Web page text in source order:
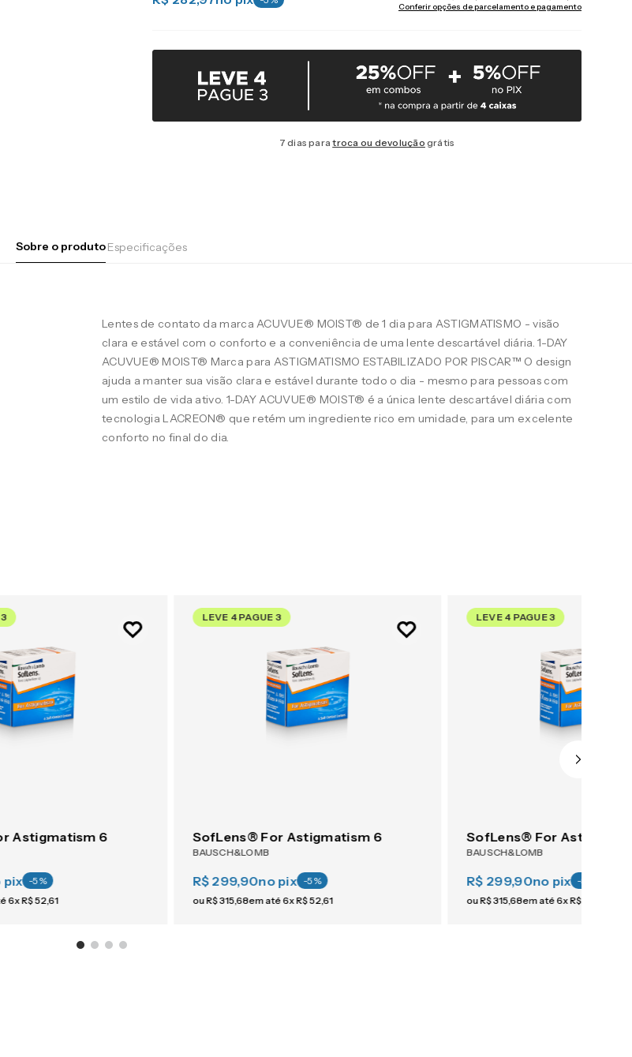
Conferir opções de parcelamento e pagamento
7 dias paratroca ou devolução grátis
Sobre o produtoEspecificações
Lentes de contato da marca ACUVUE® MOIST® de 1 dia para ASTIGMATISMO - visão
clara e estável com o conforto e a conveniência de uma lente descartável diária. 1-DAY
ACUVUE® MOIST® Marca para ASTIGMATISMO ESTABILIZADO POR PISCAR™ O design
ajuda a manter sua visão clara e estável durante todo o dia - mesmo para pessoas com
um estilo de vida ativo. 1-DAY ACUVUE® MOIST® é a única lente descartável diária com
tecnologia LACREON® que retém um ingrediente rico em umidade, para um excelente
conforto no final do dia.
Astigmatism 6
pix -5%
6xR$52,61
LEVE 4 PAGUE 3
SofLens® For Astigmatism 6
BAUSCH&LOMB
R$ 299,90no pix -5%
ouR$315,68em até6xR$52,61
LEVE 4 PAGUE 3
SofLens® For
BAUSCH&LOMB
R$ 299,90no pix -5
ouR$315,68em até6xR$